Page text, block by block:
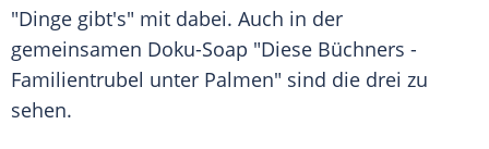
"Dinge gibt's" mit dabei. Auch in der
gemeinsamen Doku-Soap "Diese Büchners -
Familientrubel unter Palmen" sind die drei zu
sehen.